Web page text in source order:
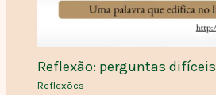
Reflexão: perguntas difíceis
Reflexões